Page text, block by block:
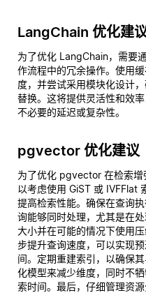
LangChain 优化建
为了优化 LangChain，需要
作流程中的冗余操作。使用
度，并尝试采用模块化设计
替换。这将提供灵活性和效
不必要的延迟或复杂性。
pgvector 优化建议
为了优化 pgvector 在检索增
以考虑使用 GiST 或 IVFFlat
提高检索性能。确保在查询
询能够同时处理，尤其是在
大小并在可能的情况下使用
步提升查询速度，可以实现
间。定期重建索引，以确保
化模型来减少维度，同时不
索时间。最后，仔细管理资